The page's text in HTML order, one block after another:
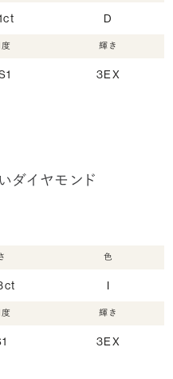
D
輝き
3EX
ダイヤモンド
色
I
輝き
3EX